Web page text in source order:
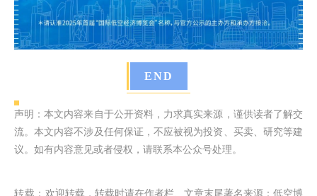
END
声明：本文内容来自于公开资料，力求真实来源，谨供读者了解交
流。本文内容不涉及任何保证，不应被视为投资、买卖、研究等建
议。如有内容意见或者侵权，请联系本公众号处理。
转载： 欢迎转载，转载时请在作者栏、文章末尾著名来源：低空博